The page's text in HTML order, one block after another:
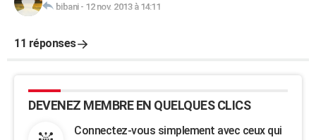
bibani- 12 nov. 2013 à 14:11
11 réponses
DEVENEZ MEMBRE EN QUELQUES CLICS
Connectez-vous simplement avec ceux qui